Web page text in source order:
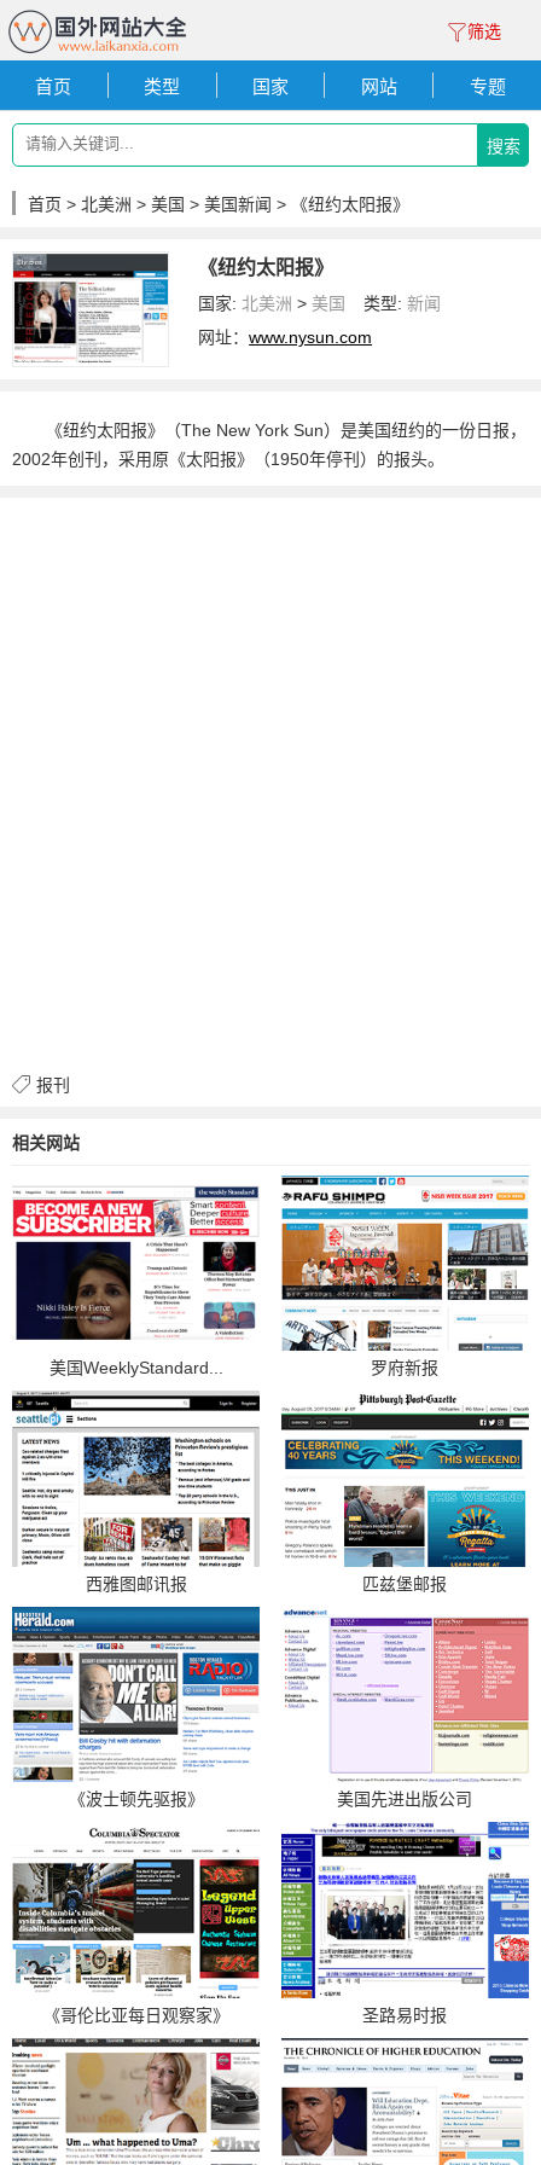
筛选
首页 类型 国家 网站 专题
搜索
首页 > 北美洲 > 美国 > 美国新闻 > 《纽约太阳报》
《纽约太阳报》
国家: 北美洲 > 美国 类型: 新闻
网址：www.nysun.com
《纽约太阳报》（The New York Sun）是美国纽约的一份日报，
2002年创刊，采用原《太阳报》（1950年停刊）的报头。
报刊
相关网站
美国WeeklyStandard... 罗府新报
西雅图邮讯报 匹兹堡邮报
《波士顿先驱报》 美国先进出版公司
《哥伦比亚每日观察家》 圣路易时报